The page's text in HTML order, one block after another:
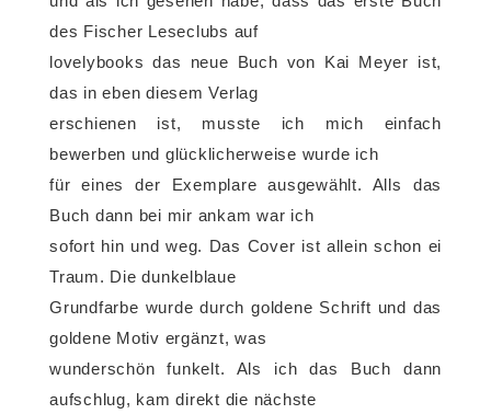
des Fischer Leseclubs auf
lovelybooks das neue Buch von Kai Meyer ist,
das in eben diesem Verlag
erschienen ist, musste ich mich einfach
bewerben und glücklicherweise wurde ich
für eines der Exemplare ausgewählt. Alls das
Buch dann bei mir ankam war ich
sofort hin und weg. Das Cover ist allein schon ei
Traum. Die dunkelblaue
Grundfarbe wurde durch goldene Schrift und das
goldene Motiv ergänzt, was
wunderschön funkelt. Als ich das Buch dann
aufschlug, kam direkt die nächste